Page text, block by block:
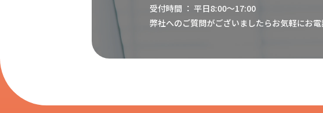
受付時間 ： 平日8:00〜17:00
弊社へのご質問がございましたらお気軽にお電